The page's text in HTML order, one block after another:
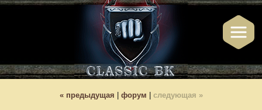
« предыдущая форум следующая »